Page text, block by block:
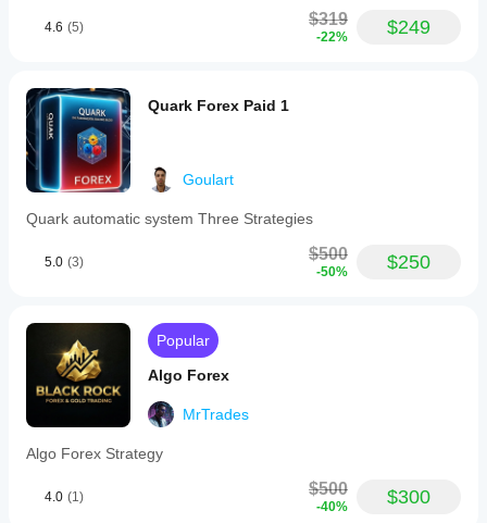
4.6 (5) $319
-22% $249
Quark Forex Paid 1
Goulart
Quark automatic system Three Strategies
5.0 (3) $500
-50% $250
Popular
Algo Forex
MrTrades
Algo Forex Strategy
4.0 (1) $500
-40% $300